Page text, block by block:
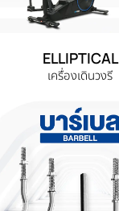
ELLIPTICAL
เครื่องเดินวงรี